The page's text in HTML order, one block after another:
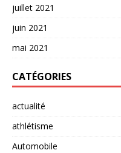
juillet 2021
juin 2021
mai 2021
CATÉGORIES
actualité
athlétisme
Automobile